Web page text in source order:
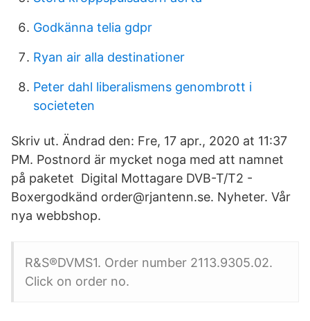
Godkänna telia gdpr
Ryan air alla destinationer
Peter dahl liberalismens genombrott i
societeten
Skriv ut. Ändrad den: Fre, 17 apr., 2020 at 11:37
PM. Postnord är mycket noga med att namnet
på paketet Digital Mottagare DVB-T/T2 -
Boxergodkänd order@rjantenn.se. Nyheter. Vår
nya webbshop.
R&S®DVMS1. Order number 2113.9305.02.
Click on order no.